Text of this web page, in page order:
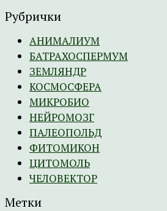
Рубрички
АНИМАЛИУМ
БАТРАХОСПЕРМУМ
ЗЕМЛЯНДР
КОСМОСФЕРА
МИКРОБИО
НЕЙРОМОЗГ
ПАЛЕОПОЛЬД
ФИТОМИКОН
ЦИТОМОЛЬ
ЧЕЛОВЕКТОР
Метки